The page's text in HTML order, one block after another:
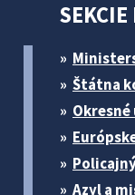
SEKCIE
Štátna
Azyl a